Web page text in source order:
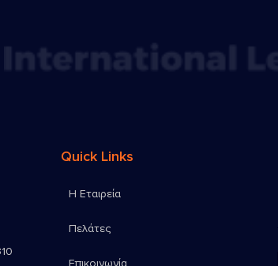
Quick Links
Η Εταιρεία
Πελάτες
Επικοινωνία